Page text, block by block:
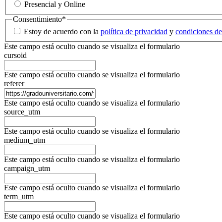
Presencial y Online
Consentimiento*
Estoy de acuerdo con la política de privacidad y condiciones
Este campo está oculto cuando se visualiza el formulario
cursoid
Este campo está oculto cuando se visualiza el formulario
referer
Este campo está oculto cuando se visualiza el formulario
source_utm
Este campo está oculto cuando se visualiza el formulario
medium_utm
Este campo está oculto cuando se visualiza el formulario
campaign_utm
Este campo está oculto cuando se visualiza el formulario
term_utm
Este campo está oculto cuando se visualiza el formulario